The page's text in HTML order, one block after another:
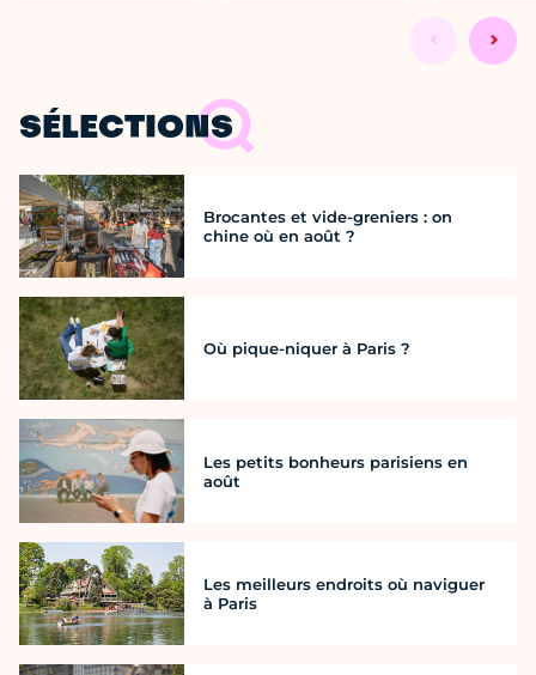
SÉLECTIONS
Brocantes et vide-greniers : on
chine où en août ?
Où pique-niquer à Paris ?
Les petits bonheurs parisiens en
août
Les meilleurs endroits où naviguer
à Paris